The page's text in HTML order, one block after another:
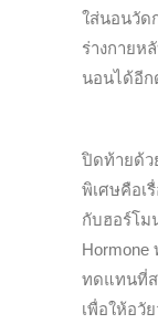
ใส่นอนวัด
ร่างกายห
นอนได้อีก
ปิดท้ายด้ว
พิเศษคือเ
กับฮอร์โม
ทดแทนที่ส
เพื่อให้อวั